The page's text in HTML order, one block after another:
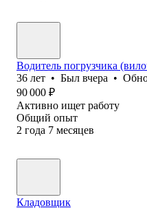
Водитель погрузчика
36 лет • Был вчера •
90 000 ₽
Активно ищет работу
Общий опыт
2 года 7 месяцев
Кладовщик